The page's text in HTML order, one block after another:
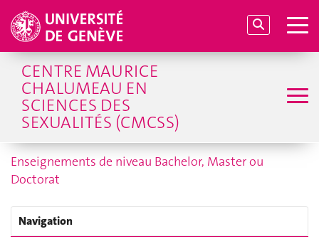
CENTRE MAURICE
CHALUMEAU EN
SCIENCES DES
SEXUALITÉS (CMCSS)
Enseignements de niveau Bachelor, Master ou
Doctorat
Navigation